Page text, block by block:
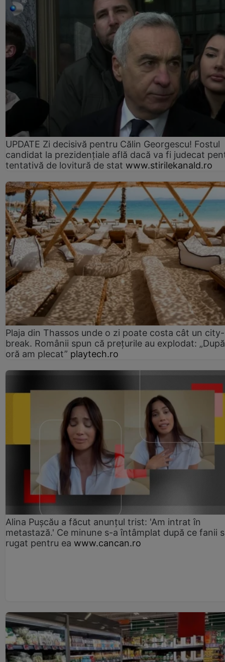
UPDATE Zi decisivă pentru Călin Georgescu! Fostul
candidat la prezidențiale află dacă va fi judecat
tentativă de lovitură de stat www.stirilekanald.ro
Plaja din Thassos unde o zi poate costa cât un city-
break. Românii spun că prețurile au explodat:
oră am plecat” playtech.ro
Alina Pușcău a făcut anunțul trist: 'Am intrat în
metastază.' Ce minune s-a întâmplat după ce fanii
rugat pentru ea www.cancan.ro